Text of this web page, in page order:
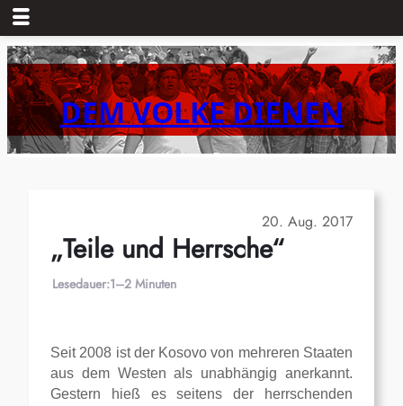
Zum
Inhalt
springenDEM VOLKE DIENEN
20. Aug. 2017
„Teile und Herrsche“
Lesedauer:1–2 Minuten
Seit 2008 ist der Kosovo von mehreren Staaten
aus dem Westen als unabhängig anerkannt.
Gestern hieß es seitens der herrschenden